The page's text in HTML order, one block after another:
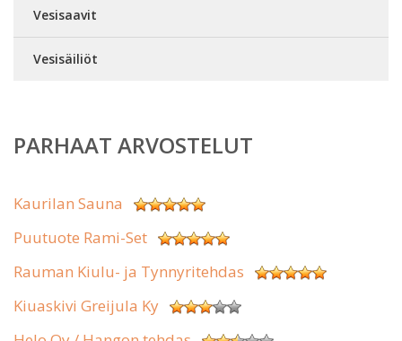
Vesisaavit
Vesisäiliöt
PARHAAT ARVOSTELUT
Kaurilan Sauna
Puutuote Rami-Set
Rauman Kiulu- ja Tynnyritehdas
Kiuaskivi Greijula Ky